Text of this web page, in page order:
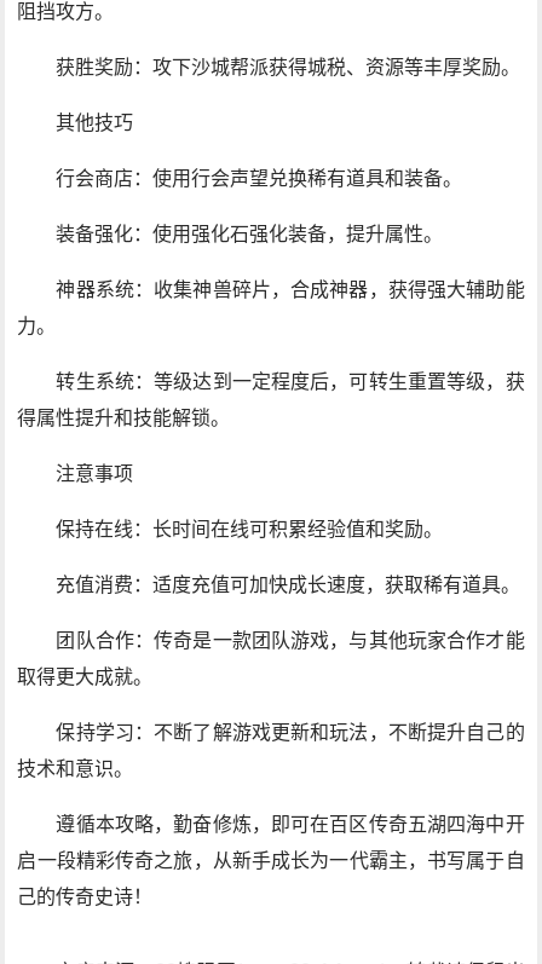
阻挡攻方。
获胜奖励：攻下沙城帮派获得城税、资源等丰厚奖励。
其他技巧
行会商店：使用行会声望兑换稀有道具和装备。
装备强化：使用强化石强化装备，提升属性。
神器系统：收集神兽碎片，合成神器，获得强大辅助能
力。
转生系统：等级达到一定程度后，可转生重置等级，获
得属性提升和技能解锁。
注意事项
保持在线：长时间在线可积累经验值和奖励。
充值消费：适度充值可加快成长速度，获取稀有道具。
团队合作：传奇是一款团队游戏，与其他玩家合作才能
取得更大成就。
保持学习：不断了解游戏更新和玩法，不断提升自己的
技术和意识。
遵循本攻略，勤奋修炼，即可在百区传奇五湖四海中开
启一段精彩传奇之旅，从新手成长为一代霸主，书写属于自
己的传奇史诗！